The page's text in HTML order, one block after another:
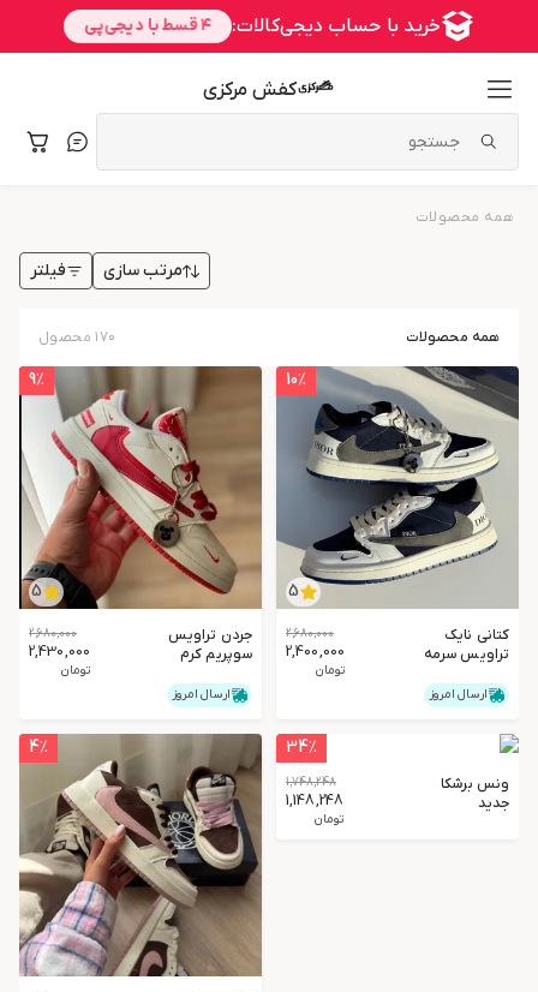
کفش مرکزی
همه محصولات
مرتب سازی فیلتر
همه محصولات ۱۷۰محصول
10٪
5
کتانی نایک
تراویس سرمه
2,680,000
2,400,000
تومان
ارسال امروز
9٪
5
جردن تراویس
سوپریم کرم
2,680,000
2,430,000
تومان
ارسال امروز
34٪
ونس برشکا
جدید
1,748,248
1,148,248
تومان
4٪